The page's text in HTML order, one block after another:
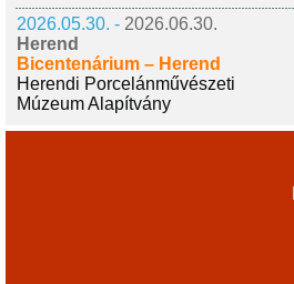
2026.05.30. - 2026.06.30.
Herend
Bicentenárium – Herend
Herendi Porcelánművészeti
Múzeum Alapítvány